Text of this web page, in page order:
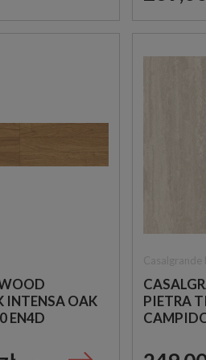
KEROS TRIANA LACE
INTENSA OAK
EN4D
PIETRA